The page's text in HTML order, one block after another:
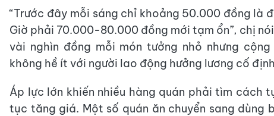
“Trước đây mỗi sáng chỉ khoảng 50.000 đồng là
Giờ phải 70.000-80.000 đồng mới tạm ổn”, chị
vài nghìn đồng mỗi món tưởng nhỏ nhưng
không hề ít với người lao động hưởng lương cố
Áp lực lớn khiến nhiều hàng quán phải tìm cách
tục tăng giá. Một số quán ăn chuyển sang dùng